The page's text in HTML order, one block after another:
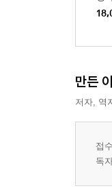
만든
저자, 역
접
독